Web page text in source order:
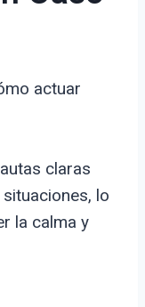
actuar
claras
lo
la calma y